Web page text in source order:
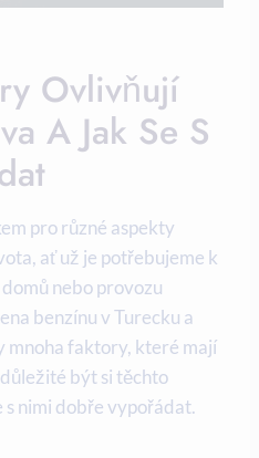
Ovlivňují
A Jak Se S
pro různé aspekty
ať už je potřebujeme k
nebo provozu
benzínu v Turecku a
mnoha faktory, které mají
být si těchto
nimi dobře vypořádat.